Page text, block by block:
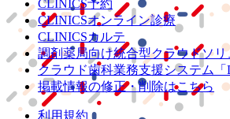
CLINICS予約
CLINICSオンライン診療
CLINICSカルテ
調剤薬局向け統合型クラウドソ
クラウド歯科業務支援システム
掲載情報の修正・削除はこちら
利用規約